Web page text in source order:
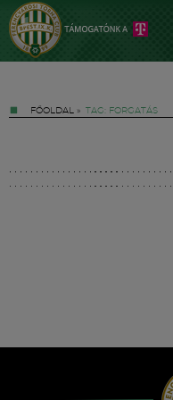
FŐOLDAL » TAG: FORGATÁS
Hírek